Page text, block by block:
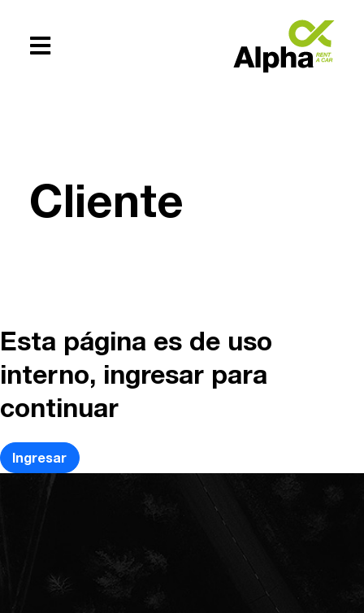
Cliente
Esta página es de uso
interno, ingresar para
continuar
Ingresar
154619083